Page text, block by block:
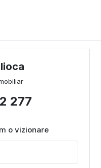
277
o vizionare